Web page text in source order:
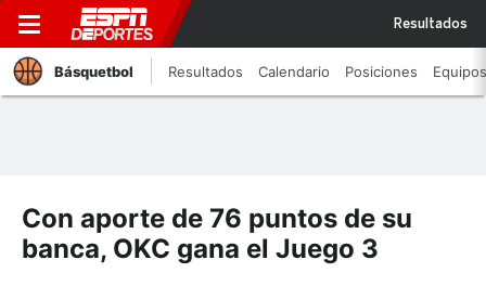
Resultados
Básquetbol Resultados Calendario Posiciones Equipos
Con aporte de 76 puntos de su
banca, OKC gana el Juego 3